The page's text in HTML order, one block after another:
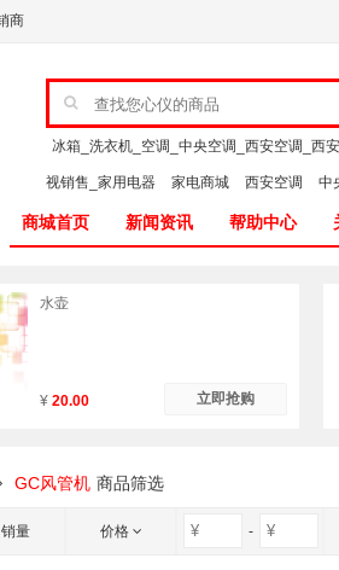
商
冰箱_洗衣机_空调_中央空调_西安空调_西
视销售_家用电器 家电商城 西安空调 中
商城首页 新闻资讯 帮助中心
水壶
¥ 20.00 立即抢购
GC风管机 商品筛选
销量 价格 -